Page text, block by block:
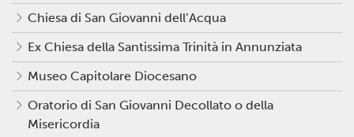
Chiesa di San Giovanni dell’Acqua
Ex Chiesa della Santissima Trinità in Annunziata
Museo Capitolare Diocesano
Oratorio di San Giovanni Decollato o della
Misericordia